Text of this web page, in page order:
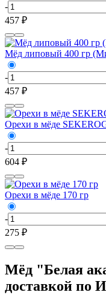
-
457 ₽
Мёд липовый 400 гр
-
457 ₽
Орехи в мёде
-
604 ₽
Орехи в мёде 170 гр
-
275 ₽
Мёд "Белая
доставкой по